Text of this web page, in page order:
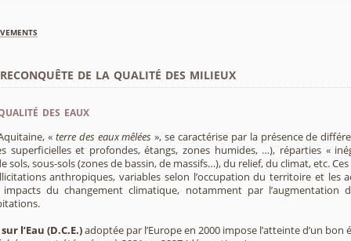
de la qualité des milieux
des eaux
« terre des eaux mêlées », se caractérise par la présence de
superficielles et profondes, étangs, zones humides, …), réparties «
sols, sous-sols (zones de bassin, de massifs…), du relief, du climat, etc.
anthropiques, variables selon l’occupation du territoire et les
impacts du changement climatique, notamment par l’augmentation
l’Eau (D.C.E.)adoptée par l’Europe en 2000 impose l’atteinte d’un